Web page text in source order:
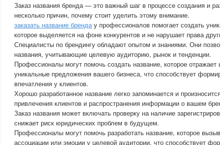
Заказ названия бренда — это важный шаг в процессе создания и
несколько причин, почему стоит уделить этому внимание.
заказать название брендау профессионалов помогает создать
которое выделяется на фоне конкурентов и не нарушает права
Специалисты по брендингу обладают опытом и знаниями. Они
названия, учитывающие целевую аудиторию, рынок и тенденции.
Профессионалы могут помочь создать название, которое
уникальные предложения вашего бизнеса, что способствует
впечатления у клиентов.
Хорошо разработанное название легко запоминается и
привлечения клиентов и распространения информации о вашем
Заказ названия может включать проверку на наличие
снижает риск юридических проблем в будущем.
Профессионалы могут помочь разработать название, которое
ассоциации или эмоции у целевой аудитории, что способствует